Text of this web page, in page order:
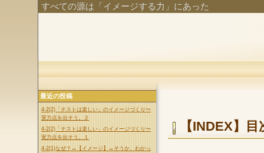
すべての源は「イメージする力」にあった
【INDEX】目
最近の投稿
4-2(2)「テストは楽しい」のイメージづくり〜
実力点を出そう。２
4-2(2)「テストは楽しい」のイメージづくり〜
実力点を出そう。１
4-2(1)なぜ？→【イメージ】→そうか、わかっ